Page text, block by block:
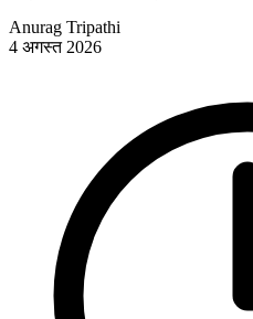
Anurag Tripathi
4 अगस्त 2026